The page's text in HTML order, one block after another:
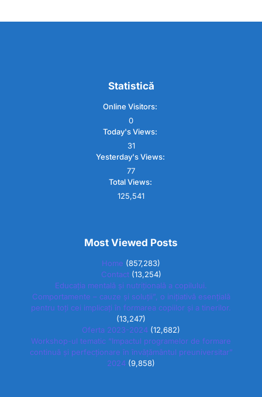
Statistică
Online Visitors:
0
Today's Views:
31
Yesterday's Views:
77
Total Views:
125,541
Most Viewed Posts
Home (857,283)
Contact (13,254)
Educația mentală și nutrițională a copilului.
Comportamente – cauze și soluții”, o inițiativă esențială
pentru toți cei implicați în formarea copiilor și a tinerilor.
(13,247)
Oferta 2023-2024 (12,682)
Workshop-ul tematic “Impactul programelor de formare
continuă și perfecționare în învățământul preuniversitar”
2024 (9,858)